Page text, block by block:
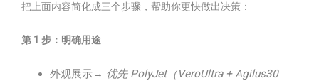
把上面内容简化成三个步骤，帮助你更快做出决策：
第 1 步：明确用途
外观展示→ 优先 PolyJet（VeroUltra + Agilus30